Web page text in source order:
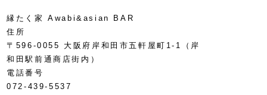
縁たく家 Awabi&asian BAR
住所
〒596-0055 大阪府岸和田市五軒屋町1-1（岸
和田駅前通商店街内）
電話番号
072-439-5537